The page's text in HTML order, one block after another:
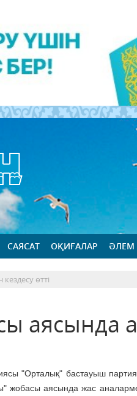
САЯСАТ ОҚИҒАЛАР ӘЛЕМ
өтті
аясында
"Орталық" бастауыш
жобасы аясында жас